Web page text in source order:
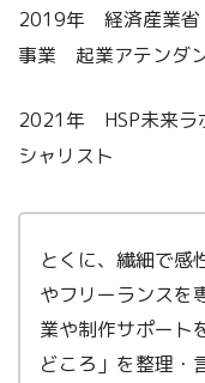
2019年 経済産業省
事業 起業アテンダ
2021年 HSP未来
シャリスト
とくに、繊細で感
やフリーランスを
業や制作サポート
どころ」を整理・